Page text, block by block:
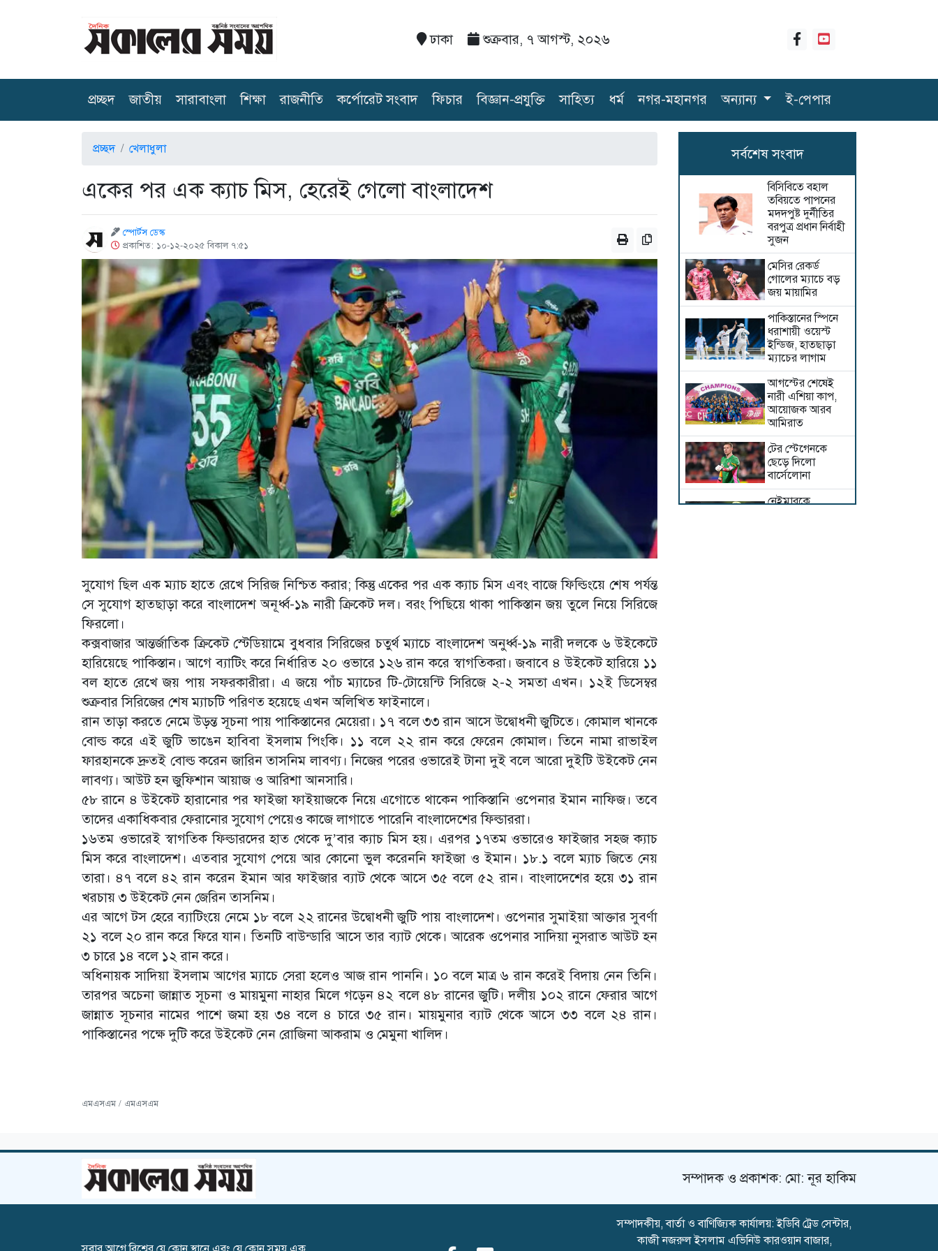
ঢাকা শুক্রবার, ৭ আগস্ট, ২০২৬
প্রচ্ছদ(current)
জাতীয় সারাবাংলা শিক্ষা রাজনীতি কর্পোরেট সংবাদ ফিচার বিজ্ঞান-প্রযুক্তি সাহিত্য ধর্ম নগর-মহানগর অন্যান্য ই-পেপার
প্রচ্ছদ খেলাধুলা
একের পর এক ক্যাচ মিস, হেরেই গেলো বাংলাদেশ
স্পোর্টস ডেস্ক
প্রকাশিত: ১০-১২-২০২৫ বিকাল ৭:৫১
সুযোগ ছিল এক ম্যাচ হাতে রেখে সিরিজ নিশ্চিত করার; কিন্তু একের পর এক ক্যাচ মিস এবং বাজে ফিল্ডিংয়ে শেষ পর্যন্ত
সে সুযোগ হাতছাড়া করে বাংলাদেশ অনূর্ধ্ব-১৯ নারী ক্রিকেট দল। বরং পিছিয়ে থাকা পাকিস্তান জয় তুলে নিয়ে সিরিজে
ফিরলো।
কক্সবাজার আন্তর্জাতিক ক্রিকেট স্টেডিয়ামে বুধবার সিরিজের চতুর্থ ম্যাচে বাংলাদেশ অনুর্ধ্ব-১৯ নারী দলকে ৬ উইকেটে
হারিয়েছে পাকিস্তান। আগে ব্যাটিং করে নির্ধারিত ২০ ওভারে ১২৬ রান করে স্বাগতিকরা। জবাবে ৪ উইকেট হারিয়ে ১১
বল হাতে রেখে জয় পায় সফরকারীরা। এ জয়ে পাঁচ ম্যাচের টি-টোয়েন্টি সিরিজে ২-২ সমতা এখন। ১২ই ডিসেম্বর
শুক্রবার সিরিজের শেষ ম্যাচটি পরিণত হয়েছে এখন অলিখিত ফাইনালে।
রান তাড়া করতে নেমে উড়ন্ত সূচনা পায় পাকিস্তানের মেয়েরা। ১৭ বলে ৩৩ রান আসে উদ্বোধনী জুটিতে। কোমাল খানকে
বোল্ড করে এই জুটি ভাঙেন হাবিবা ইসলাম পিংকি। ১১ বলে ২২ রান করে ফেরেন কোমাল। তিনে নামা রাভাইল
ফারহানকে দ্রুতই বোল্ড করেন জারিন তাসনিম লাবণ্য। নিজের পরের ওভারেই টানা দুই বলে আরো দুইটি উইকেট নেন
লাবণ্য। আউট হন জুফিশান আয়াজ ও আরিশা আনসারি।
৫৮ রানে ৪ উইকেট হারানোর পর ফাইজা ফাইয়াজকে নিয়ে এগোতে থাকেন পাকিস্তানি ওপেনার ইমান নাফিজ। তবে
তাদের একাধিকবার ফেরানোর সুযোগ পেয়েও কাজে লাগাতে পারেনি বাংলাদেশের ফিল্ডাররা।
১৬তম ওভারেই স্বাগতিক ফিল্ডারদের হাত থেকে দু’বার ক্যাচ মিস হয়। এরপর ১৭তম ওভারেও ফাইজার সহজ ক্যাচ
মিস করে বাংলাদেশ। এতবার সুযোগ পেয়ে আর কোনো ভুল করেননি ফাইজা ও ইমান। ১৮.১ বলে ম্যাচ জিতে নেয়
তারা। ৪৭ বলে ৪২ রান করেন ইমান আর ফাইজার ব্যাট থেকে আসে ৩৫ বলে ৫২ রান। বাংলাদেশের হয়ে ৩১ রান
খরচায় ৩ উইকেট নেন জেরিন তাসনিম।
এর আগে টস হেরে ব্যাটিংয়ে নেমে ১৮ বলে ২২ রানের উদ্বোধনী জুটি পায় বাংলাদেশ। ওপেনার সুমাইয়া আক্তার সুবর্ণা
২১ বলে ২০ রান করে ফিরে যান। তিনটি বাউন্ডারি আসে তার ব্যাট থেকে। আরেক ওপেনার সাদিয়া নুসরাত আউট হন
৩ চারে ১৪ বলে ১২ রান করে।
অধিনায়ক সাদিয়া ইসলাম আগের ম্যাচে সেরা হলেও আজ রান পাননি। ১০ বলে মাত্র ৬ রান করেই বিদায় নেন তিনি।
তারপর অচেনা জান্নাত সূচনা ও মায়মুনা নাহার মিলে গড়েন ৪২ বলে ৪৮ রানের জুটি। দলীয় ১০২ রানে ফেরার আগে
জান্নাত সূচনার নামের পাশে জমা হয় ৩৪ বলে ৪ চারে ৩৫ রান। মায়মুনার ব্যাট থেকে আসে ৩৩ বলে ২৪ রান।
পাকিস্তানের পক্ষে দুটি করে উইকেট নেন রোজিনা আকরাম ও মেমুনা খালিদ।
এমএসএম / এমএসএম
সর্বশেষ সংবাদ
বিসিবিতে বহাল
তবিয়তে পাপনের
মদদপুষ্ট দুর্নীতির
বরপুত্র প্রধান নির্বাহী
সুজন
মেসির রেকর্ড
গোলের ম্যাচে বড়
জয় মায়ামির
পাকিস্তানের স্পিনে
ধরাশায়ী ওয়েস্ট
ইন্ডিজ, হাতছাড়া
ম্যাচের লাগাম
আগস্টের শেষেই
নারী এশিয়া কাপ,
আয়োজক আরব
আমিরাত
টের স্টেগেনকে
ছেড়ে দিলো
বার্সেলোনা
নেইমারকে
সম্পাদক ও প্রকাশক: মো: নূর হাকিম
সম্পাদকীয়, বার্তা ও বাণিজ্যিক কার্যালয়: ইডিবি ট্রেড সেন্টার,
কাজী নজরুল ইসলাম এভিনিউ কারওয়ান বাজার,